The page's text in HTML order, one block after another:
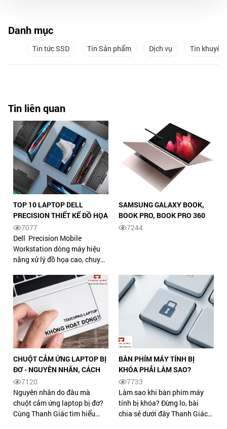
Danh mục
Tin tức SSD Tin Sản phẩm Dịch vụ Tin khuyến
Tin liên quan
TOP 10 LAPTOP DELL
PRECISION THIẾT KẾ ĐỒ HỌA
CHUYÊN NGHIỆP.
7077
Dell Precision Mobile
Workstation dòng máy hiệu
năng xử lý đồ họa cao, chuyên
chuyên nghiệp và các ứng
dụng chuyên sâu.
SAMSUNG GALAXY BOOK,
BOOK PRO, BOOK PRO 360
MỞ BÁN TOÀN CẦU: THIẾT
7244
CHUỘT CẢM ỨNG LAPTOP BỊ
ĐƠ - NGUYÊN NHÂN, CÁCH
KHẮC PHỤC NHANH
7120
Nguyên nhân do đâu mà
chuột cảm ứng laptop bị đơ?
Cùng Thanh Giác tìm hiểu
BÀN PHÍM MÁY TÍNH BỊ
KHÓA PHẢI LÀM SAO?
[HƯỚNG DẪN A-Z]
7733
Làm sao khi bàn phím máy
tính bị khóa? Đừng lo, bài
chia sẻ dưới đây Thanh Giác